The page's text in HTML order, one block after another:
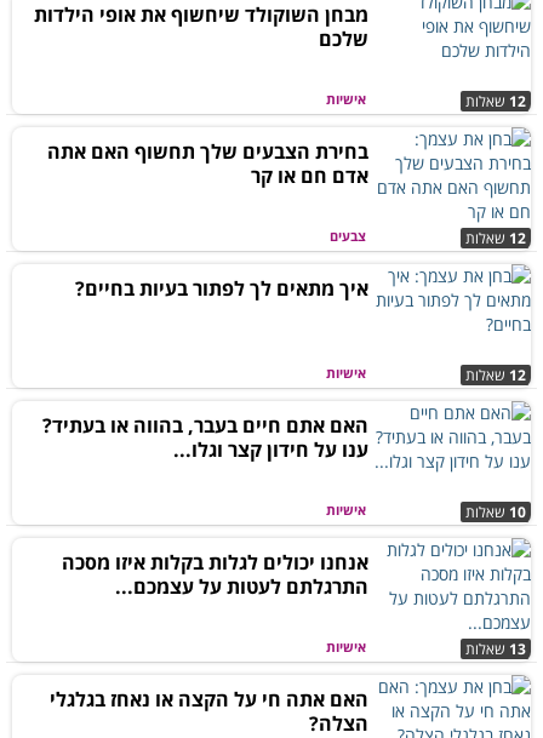
אישיות 12 שאלות
מבחן השוקולד שיחשוף את אופי הילדות
שלכם
צבעים 12 שאלות
בחירת הצבעים שלך תחשוף האם אתה
אדם חם או קר
אישיות 12 שאלות
איך מתאים לך לפתור בעיות בחיים?
אישיות 10 שאלות
האם אתם חיים בעבר, בהווה או בעתיד?
ענו על חידון קצר וגלו...
אישיות 13 שאלות
אנחנו יכולים לגלות בקלות איזו מסכה
התרגלתם לעטות על עצמכם...
האם אתה חי על הקצה או נאחז בגלגלי
הצלה?